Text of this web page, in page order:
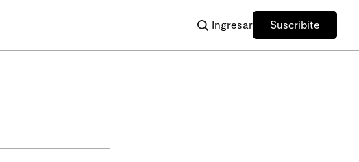
Ingresar Suscribite